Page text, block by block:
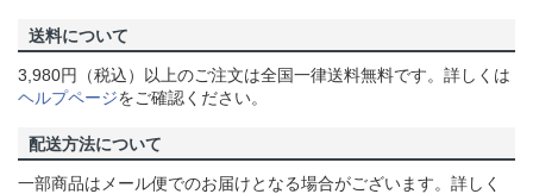
送料について
3,980円（税込）以上のご注文は全国一律送料無料です。詳しくは
ヘルプページをご確認ください。
配送方法について
一部商品はメール便でのお届けとなる場合がございます。詳しく